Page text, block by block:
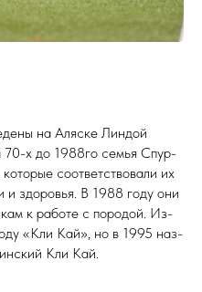
на Аляс­ке Лин­дой
70-х до 1988го семья Спур­
со­от­ветс­тво­вали их
и здо­ровья. В 1988 го­ду они
к ра­боте с по­родой. Из­
«Кли Кай», но в 1995 наз­
Кли Кай.